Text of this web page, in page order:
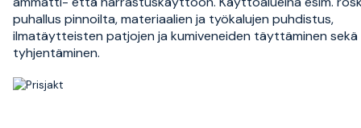
puhallus pinnoilta, materiaalien ja työkalujen puhdistus,
ilmatäytteisten patjojen ja kumiveneiden täyttäminen sekä
tyhjentäminen.